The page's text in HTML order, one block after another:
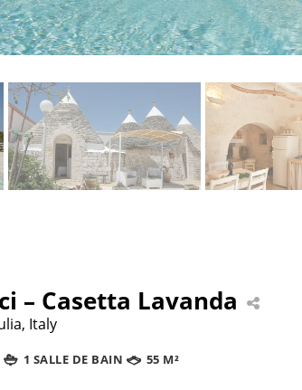
– Casetta Lavanda
Italy
1 SALLE DE BAIN 55 M²